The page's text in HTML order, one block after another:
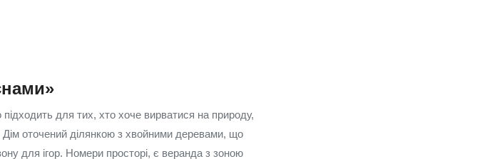
для тих, хто хоче вирватися на природу,
оточений ділянкою з хвойними деревами, що
для ігор. Номери просторі, є веранда з зоною